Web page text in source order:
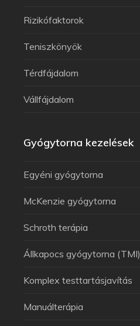
Rizikófaktorok
Teniszkönyök
Térdfájdalom
Vállfájdalom
Gyógytorna kezelések
Egyéni gyógytorna
McKenzie gyógytorna
Schroth terápia
Állkapocs gyógytorna (TMI)
Komplex testtartásjavítás
Manuálterápia